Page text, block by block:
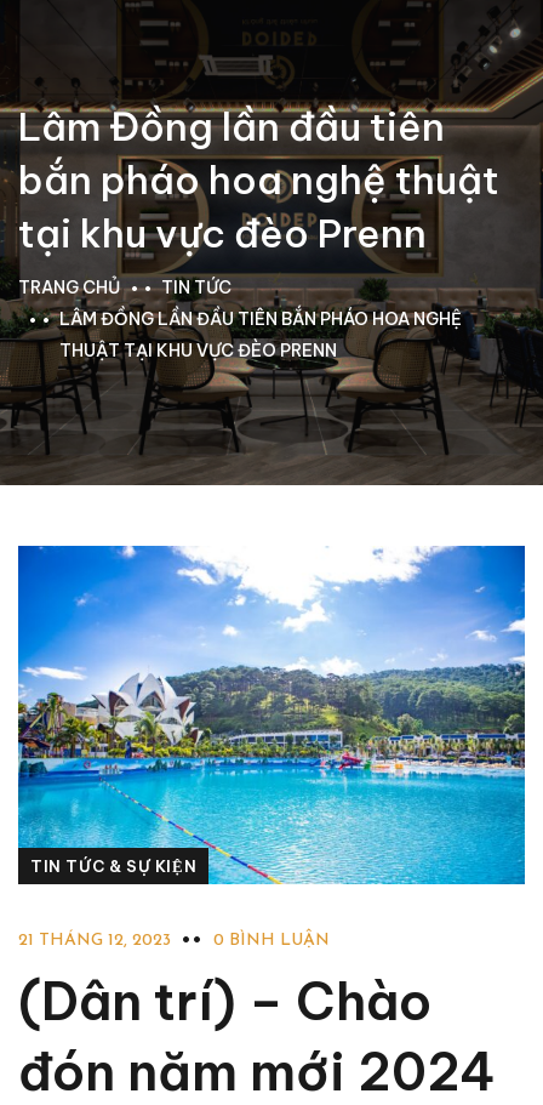
Lâm Đồng lần đầu tiên
bắn pháo hoa nghệ thuật
tại khu vực đèo Prenn
TRANG CHỦ
TIN TỨC
LÂM ĐỒNG LẦN ĐẦU TIÊN BẮN PHÁO HOA NGHỆ
THUẬT TẠI KHU VỰC ĐÈO PRENN
TIN TỨC & SỰ KIỆN
21 THÁNG 12, 2023 0 BÌNH LUẬN
(Dân trí) – Chào
đón năm mới 2024